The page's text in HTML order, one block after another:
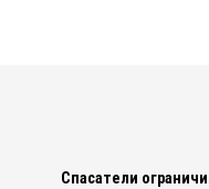
Спасатели